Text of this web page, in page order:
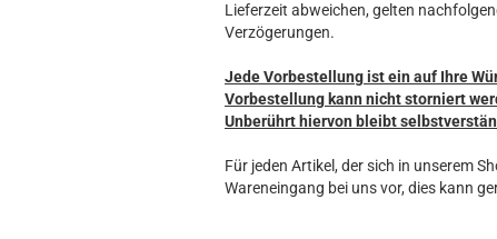
Lieferzeit abweichen, gelten
Verzögerungen.
Jede Vorbestellung ist ein auf Ihre
Vorbestellung kann nicht storniert
Unberührt hiervon bleibt
Für jeden Artikel, der sich in unserem
Wareneingang bei uns vor, dies kann